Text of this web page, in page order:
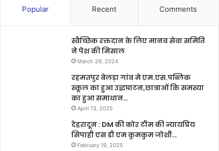
Popular Recent Comments
स्वैच्छिक रक्तदान के लिए मानव सेवा समिति
ने पेश की मिसाल
March 29, 2024
रहमतपुर बेलड़ा गांव मे एम.एस.पब्लिक
स्कूल का हुआ उद्धघाटन,छात्राओं कि समस्या
का हुआ समाधान…
April 13, 2025
देहरादून : DM की कोर टीम की न्यायप्रिय
सिपाही एस डी एम कुमकुम जोशी…
February 19, 2025